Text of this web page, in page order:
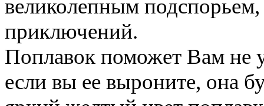
великолепным
приключений.
Поплавок поможет Вам не
если вы ее выроните, она